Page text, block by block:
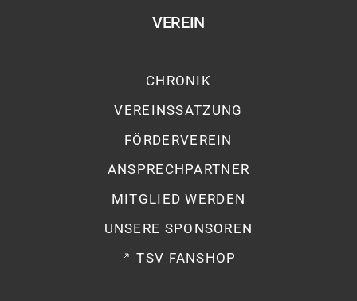
VEREIN
CHRONIK
VEREINSSATZUNG
FÖRDERVEREIN
ANSPRECHPARTNER
MITGLIED WERDEN
UNSERE SPONSOREN
TSV FANSHOP